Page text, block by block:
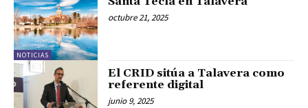
NOTICIAS
octubre 21, 2025
El CRID sitúa a Talavera como
referente digital
junio 9, 2025